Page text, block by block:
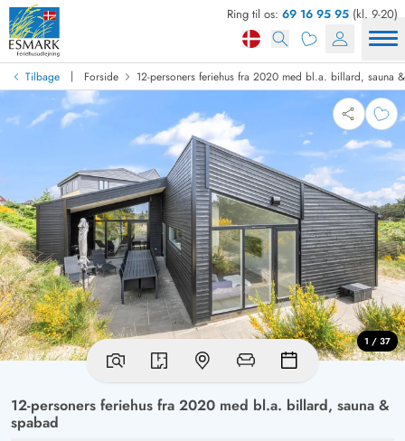
Ring til os: 69 16 95 95 (kl. 9-20)
Tilbage | Forside 12-personers feriehus fra 2020 med bl.a. billard, sauna
12-personers feriehus fra 2020 med bl.a. billard, sauna &
spabad
1 / 37